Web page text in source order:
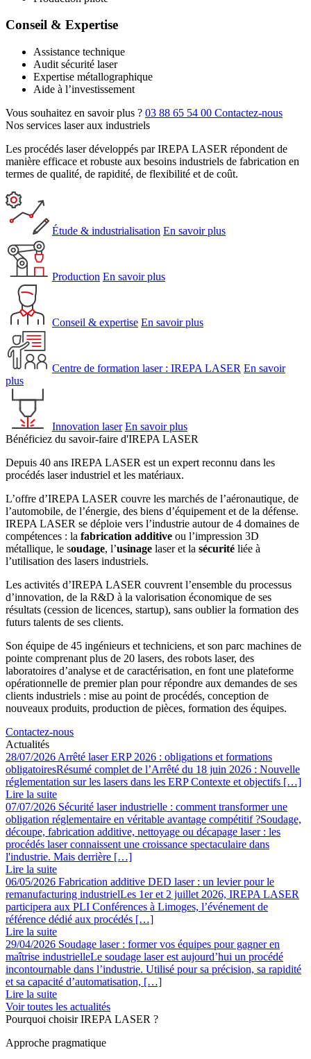
Conseil & Expertise
Assistance technique
Audit sécurité laser
Expertise métallographique
Aide à l’investissement
Vous souhaitez en savoir plus ? 03 88 65 54 00 Contactez-nous
Nos services laser aux industriels
Les procédés laser développés par IREPA LASER répondent de
manière efficace et robuste aux besoins industriels de fabrication en
termes de qualité, de rapidité, de flexibilité et de coût.
Étude & industrialisation En savoir plus
Production En savoir plus
Conseil & expertise En savoir plus
Centre de formation laser : IREPA LASER En savoir
plus
Innovation laser En savoir plus
Bénéficiez du savoir-faire d'IREPA LASER
Depuis 40 ans IREPA LASER est un expert reconnu dans les
procédés laser industriel et les matériaux.
L’offre d’IREPA LASER couvre les marchés de l’aéronautique, de
l’automobile, de l’énergie, des biens d’équipement et de la défense.
IREPA LASER se déploie vers l’industrie autour de 4 domaines de
compétences : la fabrication additive ou l’impression 3D
métallique, le soudage, l’usinage laser et la sécurité liée à
l’utilisation des lasers industriels.
Les activités d’IREPA LASER couvrent l’ensemble du processus
d’innovation, de la R&D à la valorisation économique de ses
résultats (cession de licences, startup), sans oublier la formation des
futurs talents de ses clients.
Son équipe de 45 ingénieurs et techniciens, et son parc machines de
pointe comprenant plus de 20 lasers, des robots laser, des
laboratoires d’analyse et de caractérisation, en font une plateforme
opérationnelle de premier plan pour répondre aux demandes de ses
clients industriels : mise au point de procédés, conception de
nouveaux produits, production de pièces, formation des équipes.
Contactez-nous
Actualités
28/07/2026 Arrêté laser ERP 2026 : obligations et formations
obligatoiresRésumé complet de l’Arrêté du 18 juin 2026 : Nouvelle
réglementation sur les lasers dans les ERP Contexte et objectifs […]
Lire la suite
07/07/2026 Sécurité laser industrielle : comment transformer une
obligation réglementaire en véritable avantage compétitif ?Soudage,
découpe, fabrication additive, nettoyage ou décapage laser : les
procédés laser connaissent une croissance spectaculaire dans
l'industrie. Mais derrière […]
Lire la suite
06/05/2026 Fabrication additive DED laser : un levier pour le
remanufacturing industrielLes 1er et 2 juillet 2026, IREPA LASER
participera aux PLI Conférences à Limoges, l’événement de
référence dédié aux procédés […]
Lire la suite
29/04/2026 Soudage laser : former vos équipes pour gagner en
maîtrise industrielleLe soudage laser est aujourd’hui un procédé
incontournable dans l’industrie. Utilisé pour sa précision, sa rapidité
et sa capacité d’automatisation, […]
Lire la suite
Voir toutes les actualités
Pourquoi choisir IREPA LASER ?
Approche pragmatique